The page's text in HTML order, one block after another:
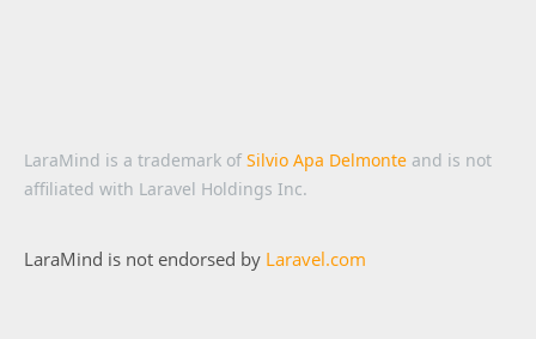
LaraMind is a trademark of Silvio Apa Delmonte and is not
affiliated with Laravel Holdings Inc.
LaraMind is not endorsed by Laravel.com